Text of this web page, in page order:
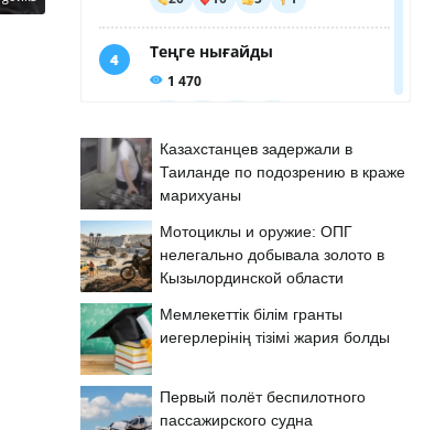
Казахстанцев задержали в
Таиланде по подозрению в краже
марихуаны
Мотоциклы и оружие: ОПГ
нелегально добывала золото в
Кызылординской области
Мемлекеттік білім гранты
иегерлерінің тізімі жария болды
Первый полёт беспилотного
пассажирского судна